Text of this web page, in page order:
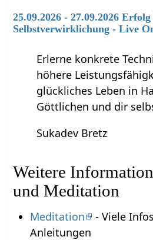
25.09.2026 - 27.09.2026
Selbstverwirklichung - Live
Erlerne konkrete
höhere
glückliches Leben in
Göttlichen und dir
Sukadev Bretz
Weitere
und Meditation
Meditation
- Viele
Anleitungen